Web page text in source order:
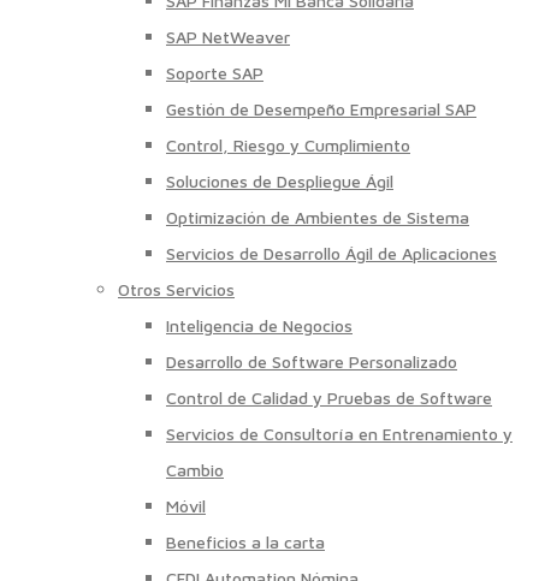
SAP NetWeaver
Soporte SAP
Gestión de Desempeño Empresarial SAP
Control, Riesgo y Cumplimiento
Soluciones de Despliegue Ágil
Optimización de Ambientes de Sistema
Servicios de Desarrollo Ágil de Aplicaciones
Otros Servicios
Inteligencia de Negocios
Desarrollo de Software Personalizado
Control de Calidad y Pruebas de Software
Servicios de Consultoría en Entrenamiento y
Cambio
Móvil
Beneficios a la carta